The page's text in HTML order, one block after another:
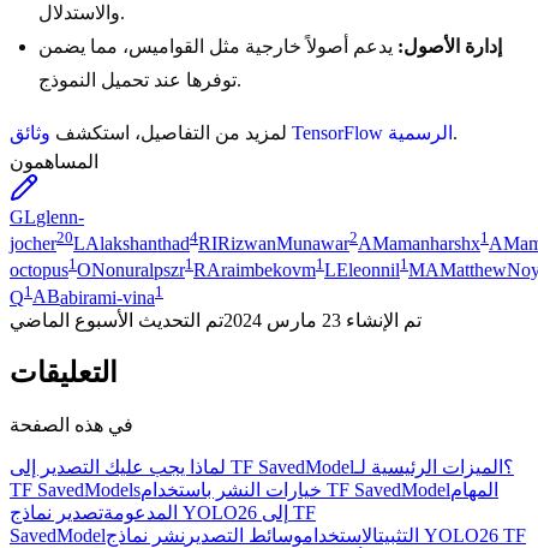
والاستدلال.
إدارة الأصول: يدعم أصولاً خارجية مثل القواميس، مما يضمن
توفرها عند تحميل النموذج.
لمزيد من التفاصيل، استكشف وثائق TensorFlow الرسمية .
المساهمون
GLglenn-
jocher20LAlakshanthad4RIRizwanMunawar2AMamanharshx1 AM
octopus1ONonuralpszr1RAraimbekovm1LEleonnil1MA
Q1 ABabirami-vina1
تم الإنشاء 23 مارس 2024 تم التحديث الأسبوع الماضي
التعليقات
في هذه الصفحة
لماذا يجب عليك التصدير إلى TF SavedModel؟ الميزات الرئيسية لـ
TF SavedModels
خيارات النشر باستخدام TF SavedModelالمهام
المدعومةتصدير نماذج YOLO26 إلى TF
SavedModel
التثبيتالاستخداموسائط التصدير نشر نماذج YOLO26 TF